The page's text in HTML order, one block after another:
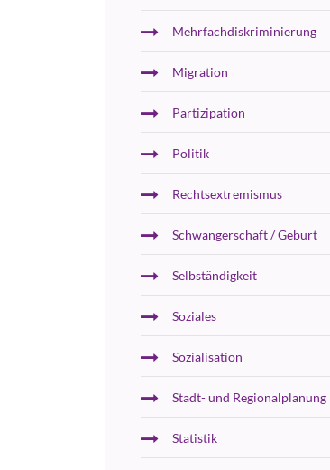
Mehrfachdiskriminierung
Migration
Partizipation
Politik
Rechtsextremismus
Schwangerschaft / Geburt
Selbständigkeit
Soziales
Sozialisation
Stadt- und Regionalplanung
Statistik